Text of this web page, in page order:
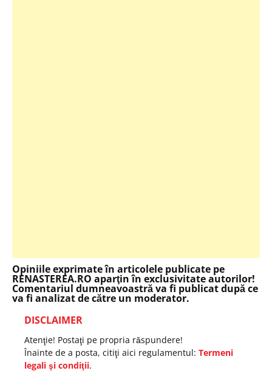
Opiniile exprimate în articolele publicate pe
RENASTEREA.RO aparţin în exclusivitate autorilor!
Comentariul dumneavoastră va fi publicat după ce
va fi analizat de către un moderator.
DISCLAIMER
Atenţie! Postaţi pe propria răspundere!
Înainte de a posta, citiţi aici regulamentul: Termeni
legali şi condiţii.